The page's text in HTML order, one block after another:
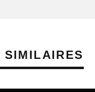
SIMILAIRES